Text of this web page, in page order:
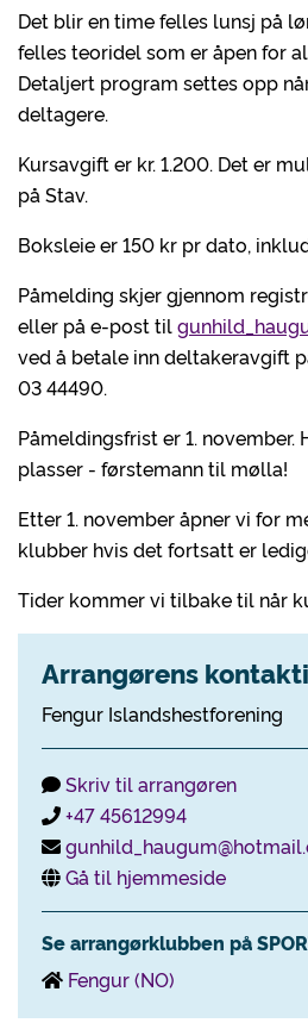
Det blir en time felles lunsj på
felles teoridel som er åpen for
Detaljert program settes opp
deltagere.
Kursavgift er kr. 1.200. Det er
på Stav.
Boksleie er 150 kr pr dato,
Påmelding skjer gjennom
eller på e-post til
ved å betale inn deltakeravgift
03 44490.
Påmeldingsfrist er 1. november.
plasser - førstemann til mølla!
Etter 1. november åpner vi for
klubber hvis det fortsatt er
Tider kommer vi tilbake til når
Arrangørens
Fengur Islandshestforening
Skriv til arrangøren
+47 45612994
Gå til hjemmeside
Se arrangørklubben på
Fengur (NO)